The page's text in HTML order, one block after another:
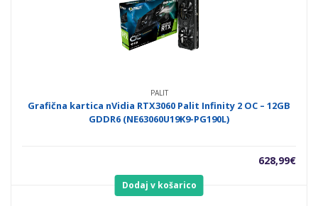
PALIT
Grafična kartica nVidia RTX3060 Palit Infinity 2 OC – 12GB
GDDR6 (NE63060U19K9-PG190L)
628,99€
Dodaj v košarico